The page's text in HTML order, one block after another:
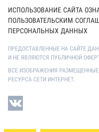
ИСПОЛЬЗОВАНИЕ САЙТА
ПОЛЬЗОВАТЕЛЬСКИМ
ПЕРСОНАЛЬНЫХ ДАННЫХ
ПРЕДОСТАВЛЕННЫЕ НА САЙТЕ
И НЕ ЯВЛЯЮТСЯ ПУБЛИЧНОЙ
ВСЕ ИЗОБРАЖЕНИЯ
РЕСУРСА СЕТИ ИНТЕРНЕТ.